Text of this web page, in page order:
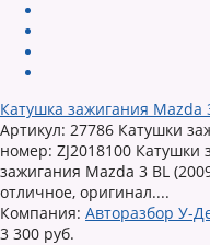
Катушка зажигания Mazda
Артикул: 27786 Катушки
номер: ZJ2018100 Катушки
зажигания Mazda 3 BL
отличное, оригинал....
Компания: Авторазбор У-
3 300 руб.